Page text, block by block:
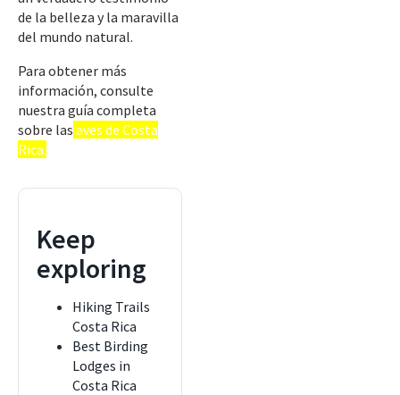
de la belleza y la maravilla
del mundo natural.
Para obtener más
información, consulte
nuestra guía completa
sobre las aves de Costa
Rica.
Keep
exploring
Hiking Trails
Costa Rica
Best Birding
Lodges in
Costa Rica